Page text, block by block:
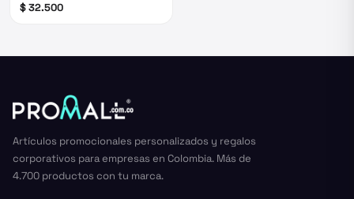
$ 32.500
Artículos promocionales personalizados y regalos
corporativos para empresas en Colombia. Más de
4.700 productos con tu marca.